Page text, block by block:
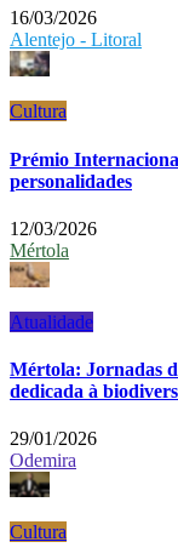
16/03/2026
Alentejo - Litoral
Cultura
Prémio
personalidades
12/03/2026
Mértola
Atualidade
Mértola: Jornadas
dedicada à
29/01/2026
Odemira
Cultura